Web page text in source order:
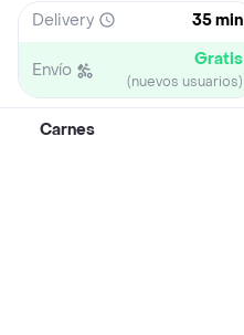
Delivery 35 min
Envío Gratis
(nuevos usuarios)
Carnes